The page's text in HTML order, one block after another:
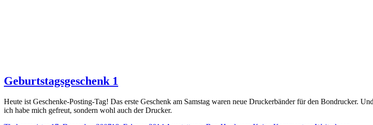
Geburtstagsgeschenk 1
Heute ist Geschenke-Posting-Tag! Das erste Geschenk am Samstag waren neue Druckerbänder für den Bondrucker.
ich habe mich gefreut, sondern wohl auch der Drucker.